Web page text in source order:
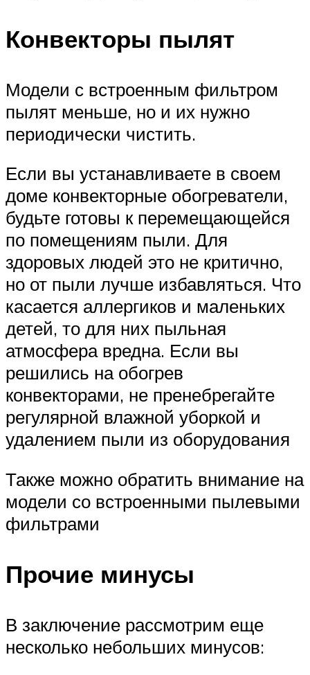
Конвекторы пылят
Модели с встроенным фильтром
пылят меньше, но и их нужно
периодически чистить.
Если вы устанавливаете в своем
доме конвекторные обогреватели,
будьте готовы к перемещающейся
по помещениям пыли. Для
здоровых людей это не критично,
но от пыли лучше избавляться. Что
касается аллергиков и маленьких
детей, то для них пыльная
атмосфера вредна. Если вы
решились на обогрев
конвекторами, не пренебрегайте
регулярной влажной уборкой и
удалением пыли из оборудования
Также можно обратить внимание на
модели со встроенными пылевыми
фильтрами
Прочие минусы
В заключение рассмотрим еще
несколько небольших минусов: